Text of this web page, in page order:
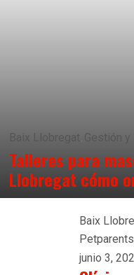
Baix Llobregat Gestión y
Talleres para
Llobregat cómo
Baix
Petparents
junio 3,